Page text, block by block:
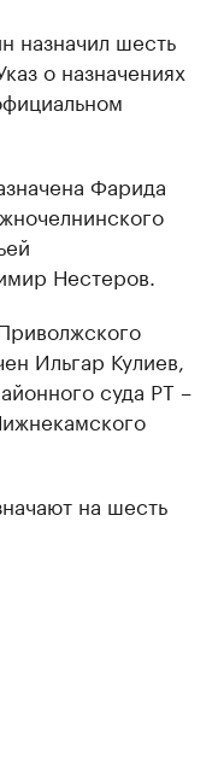
назначил шесть
о назначениях
Фарида
Нестеров.
Ильгар Кулиев,
суда РТ –
на шесть